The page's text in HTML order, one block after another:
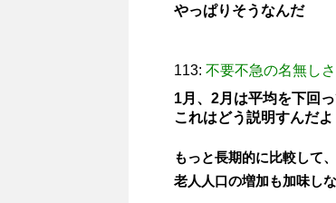
やっぱりそうなんだ
113: 不要不急の名無し
1月、2月は平均を下回
これはどう説明すんだよ
もっと長期的に比較して、
老人人口の増加も加味し